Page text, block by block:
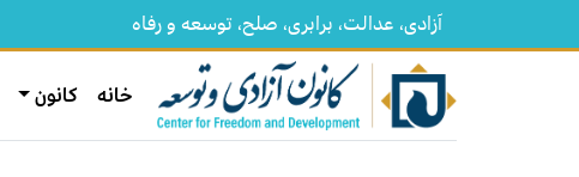
آزادی، عدالت، برابری، صلح، توسعه و رفاه
خانه کانون